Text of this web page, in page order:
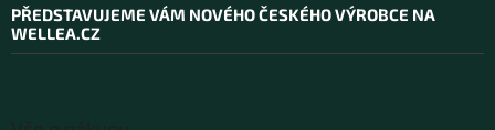
PŘEDSTAVUJEME VÁM NOVÉHO ČESKÉHO VÝROBCE NA
WELLEA.CZ